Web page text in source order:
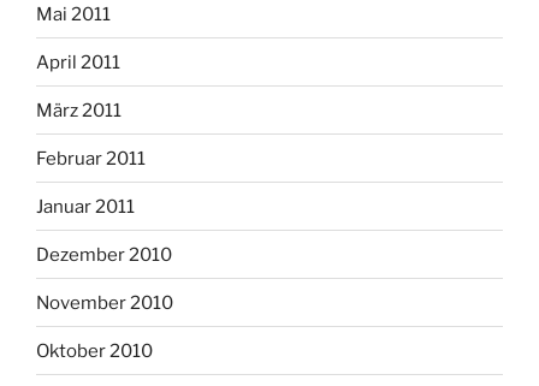
Mai 2011
April 2011
März 2011
Februar 2011
Januar 2011
Dezember 2010
November 2010
Oktober 2010